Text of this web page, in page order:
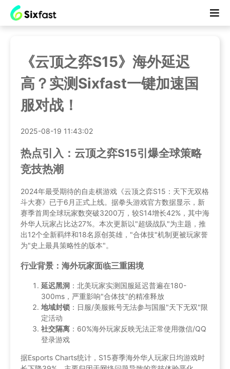
《云顶之弈S15》海外延迟
高？实测Sixfast一键加速国
服对战！
2025-08-19 11:43:02
热点引入：云顶之弈S15引爆全球策略
竞技热潮
2024年最受期待的自走棋游戏《云顶之弈S15：天下无双格
斗大赛》已于6月正式上线。据拳头游戏官方数据显示，新
赛季首周全球玩家数突破3200万，较S14增长42%，其中海
外华人玩家占比达27%。本次更新以"超级战队"为主题，推
出12个全新羁绊和18名原创英雄，"合体技"机制更被玩家誉
为"史上最具策略性的版本"。
行业背景：海外玩家面临三重困境
延迟黑洞 ：北美玩家实测国服延迟普遍在180-
300ms，严重影响"合体技"的精准释放
地域封锁 ：日服/美服账号无法参与国服"天下无双"限
定活动
社交隔离 ：60%海外玩家反映无法正常使用微信/QQ
登录游戏
据Esports Charts统计，S15赛季海外华人玩家日均游戏时